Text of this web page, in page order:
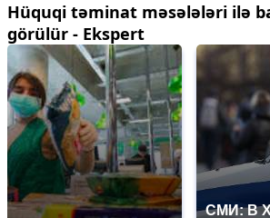
Hüquqi təminat məsələləri ilə
görülür - Ekspert
СМИ: В